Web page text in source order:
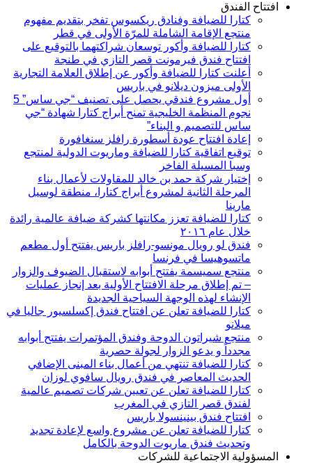
افتتاح الفندق
كتارا للضيافة وفنادق ريكسوس تفخر بتقديم مفهوم
منتجع الإقامة الشاملة للمرّة الأولى في قطر
كتارا للضيافة وأكور توسعان شراكتهما بالتوقيع على
افتتاح فندق فيرمونت قصر التازي في طنجة
أعلنت كتارا للضيافة وأكور عن إطلاق العلامة التجارية
الأولى ميزون ديلانو في باريس
أول مشروع فندقي يحصل على تصنيف “جي ساس” 5
نجوم المنظمة الخليجية تمنح أبراج كتارا شهادة “جي
ساس للتصميم و البناء”
إعادة افتتاح عودة أسطورة رافلز سنغافورة
توقيع اتفاقية كتارا للضيافة وماريوت الدولية لمنتجع
وسبا المسيلة الفاخر
إختيار شركة حمد بن خالد للمقاولات لأعمال بناء
المرحلة الثانية لمشروع أبراج كتارا، منطقة لوسيل
مارينا
كتارا للضيافة تعزز مكانتها كشركة ضيافة عالمية رائدة
خلال عام ۲۰١٦
فندق لو رويال مونسو-رافلز باريس يفتتح أول مطعم
ماتسوهيسا في فرنسا
منتجع سميسمة يفتتح أبوابه لاستقبال الضيوف والزوار
– تم إطلاق مرحلة الافتتاح الأولية بعد إنجاز عمليات
الإنشاء لهذه الوجهة السياحية الجديدة
كتارا للضيافة تعلن عن افتتاح فندق إكسلسيور جاليا في
ميلانو
منتجع شيراتون الدوحة وفندق المؤتمرات يفتتح أبوابه
مجدداً و يدعو الزوار لجولة حصرية
كتارا للضيافة تنتهي من أعمال بناء المبنى الإضافي
الحديث المعاصر في فندق رويال سافوي لوزان
كتارا للضيافة تعلن عن تعيين شركات تصميم عالمية
لفندق قصر التازي في المغرب
افتتاح فندق بينينسولا باريس
كتارا للضيافة تعلن عن مشروع واسع لإعادة تجديد
وتحديث فندق ماريوت الدوحة بالكامل
المسؤولية الاجتماعية للشركات